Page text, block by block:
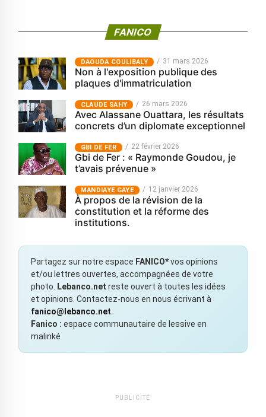
FANICO
‎DAOUDA COULIBALY 31 mars 2026
Non à l'exposition publique des
plaques d'immatriculation
CLAUDE SAHY 26 mars 2026
Avec Alassane Ouattara, les résultats
concrets d’un diplomate exceptionnel
GBI DE FER 22 février 2026
Gbi de Fer : « Raymonde Goudou, je
t’avais prévenue »
MANDIAYE GAYE 12 janvier 2026
À propos de la révision de la
constitution et la réforme des
institutions.
Partagez sur notre espace FANICO*vos opinions
et/ou lettres ouvertes, accompagnées de votre
photo.
Lebanco.net reste ouvert à toutes les idées
et opinions. Contactez-nous en nous écrivant à
fanico@lebanco.net
Fanico : espace communautaire de lessive en
malinké
PUBLICITÉ